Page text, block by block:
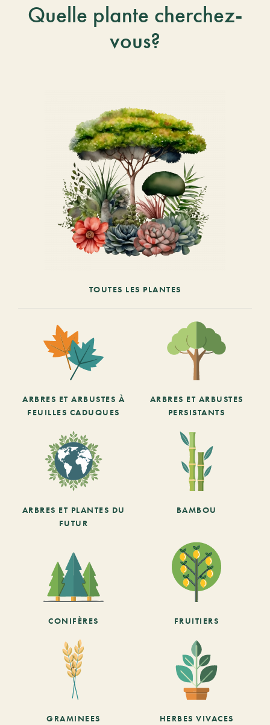
Quelle plante cherchez-
vous?
TOUTES LES PLANTES
ARBRES ET ARBUSTES À
FEUILLES CADUQUES
ARBRES ET ARBUSTES
PERSISTANTS
ARBRES ET PLANTES DU
FUTUR
BAMBOU
CONIFÈRES FRUITIERS
GRAMINEES HERBES VIVACES